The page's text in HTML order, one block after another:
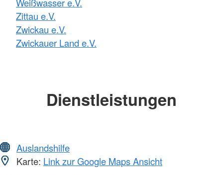
Weißwasser e.V.
Zittau e.V.
Zwickau e.V.
Zwickauer Land e.V.
Dienstleistungen
Auslandshilfe
Karte: Link zur Google Maps Ansicht